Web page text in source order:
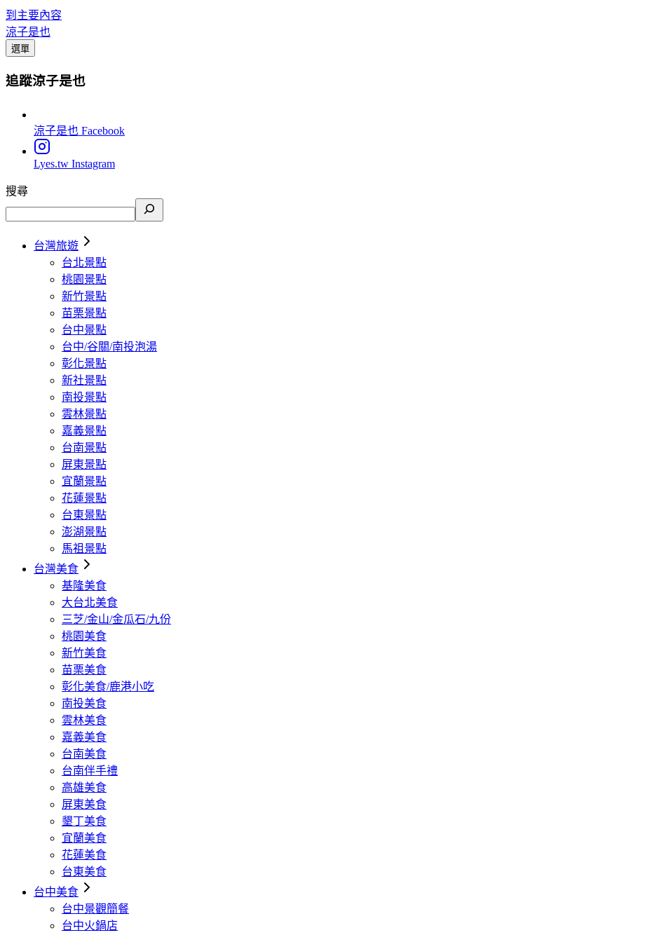
到主要內容
涼子是也
選單
追蹤涼子是也
涼子是也 Facebook
Lyes.tw Instagram
搜尋
台灣旅遊
台北景點
桃園景點
新竹景點
苗栗景點
台中景點
台中/谷關/南投泡湯
彰化景點
新社景點
南投景點
雲林景點
嘉義景點
台南景點
屏東景點
宜蘭景點
花蓮景點
台東景點
澎湖景點
馬祖景點
台灣美食
基隆美食
大台北美食
三芝/金山/金瓜石/九份
桃園美食
新竹美食
苗栗美食
彰化美食/鹿港小吃
南投美食
雲林美食
嘉義美食
台南美食
台南伴手禮
高雄美食
屏東美食
墾丁美食
宜蘭美食
花蓮美食
台東美食
台中美食
台中景觀簡餐
台中火鍋店